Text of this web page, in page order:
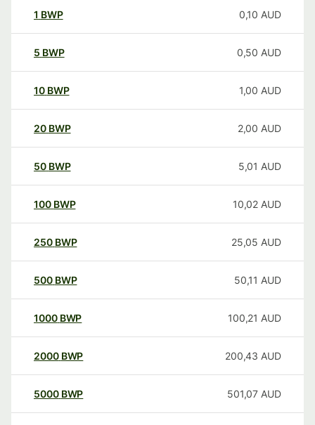
1 BWP 0,10 AUD
5 BWP 0,50 AUD
10 BWP 1,00 AUD
20 BWP 2,00 AUD
50 BWP 5,01 AUD
100 BWP 10,02 AUD
250 BWP 25,05 AUD
500 BWP 50,11 AUD
1000 BWP 100,21 AUD
2000 BWP 200,43 AUD
5000 BWP 501,07 AUD